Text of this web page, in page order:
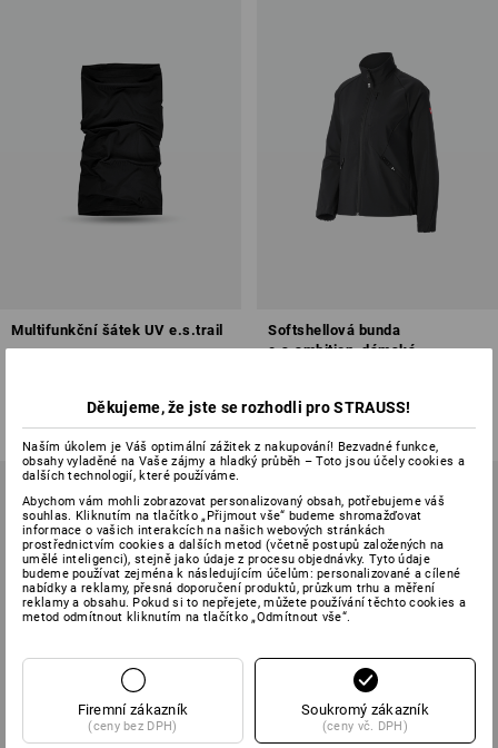
Multifunkční šátek UV e.s.trail
258,94 Kč
(vč. DPH) od 3 ks
Softshellová bunda
e.s.ambition, dámská
od 1 631,08 Kč
(vč. DPH) od 10 ks
Děkujeme, že jste se rozhodli pro STRAUSS!
Naším úkolem je Váš optimální zážitek z nakupování! Bezvadné funkce,
obsahy vyladěné na Vaše zájmy a hladký průběh – Toto jsou účely cookies a
dalších technologií, které používáme.
Abychom vám mohli zobrazovat personalizovaný obsah, potřebujeme váš
souhlas. Kliknutím na tlačítko „Přijmout vše“ budeme shromažďovat
informace o vašich interakcích na našich webových stránkách
prostřednictvím cookies a dalších metod (včetně postupů založených na
umělé inteligenci), stejně jako údaje z procesu objednávky. Tyto údaje
budeme používat zejména k následujícím účelům: personalizované a cílené
nabídky a reklamy, přesná doporučení produktů, průzkum trhu a měření
reklamy a obsahu. Pokud si to nepřejete, můžete používání těchto cookies a
metod odmítnout kliknutím na tlačítko „Odmítnout vše“.
Firemní zákazník
(ceny bez DPH)
Soukromý zákazník
(ceny vč. DPH)